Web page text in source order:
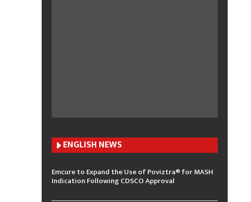
ENGLISH NEWS
Emcure to Expand the Use of Poviztra® for MASH
Indication Following CDSCO Approval